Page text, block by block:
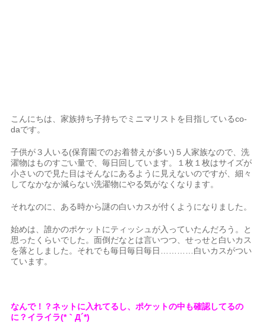
こんにちは、家族持ち子持ちでミニマリストを目指しているco-
daです。
子供が３人いる(保育園でのお着替えが多い)５人家族なので、洗
濯物はものすごい量で、毎日回しています。１枚１枚はサイズが
小さいので見た目はそんなにあるように見えないのですが、細々
してなかなか減らない洗濯物にやる気がなくなります。
それなのに、ある時から謎の白いカスが付くようになりました。
始めは、誰かのポケットにティッシュが入っていたんだろう。と
思ったくらいでした。面倒だなとは言いつつ、せっせと白いカス
を落としました。それでも毎日毎日毎日…………白いカスがつい
ています。
なんで！？ネットに入れてるし、ポケットの中も確認してるの
に？イライラ(*｀Д´*)